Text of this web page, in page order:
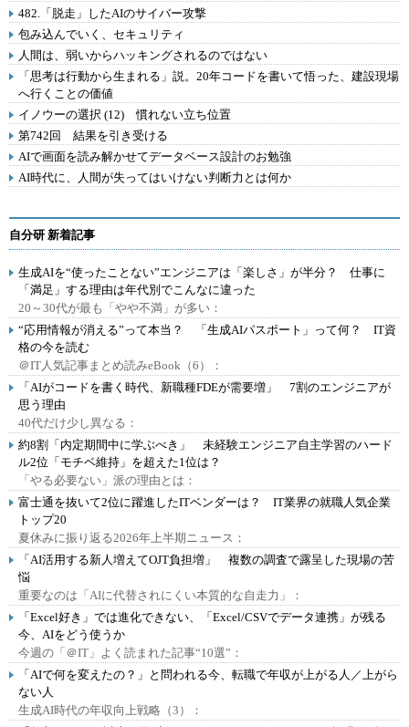
482.「脱走」したAIのサイバー攻撃
包み込んでいく、セキュリティ
人間は、弱いからハッキングされるのではない
「思考は行動から生まれる」説。20年コードを書いて悟った、建設現場
へ行くことの価値
イノウーの選択 (12) 慣れない立ち位置
第742回 結果を引き受ける
AIで画面を読み解かせてデータベース設計のお勉強
AI時代に、人間が失ってはいけない判断力とは何か
自分研 新着記事
生成AIを“使ったことない”エンジニアは「楽しさ」が半分？ 仕事に
「満足」する理由は年代別でこんなに違った
20～30代が最も「やや不満」が多い：
“応用情報が消える”って本当？ 「生成AIパスポート」って何？ IT資
格の今を読む
＠IT人気記事まとめ読みeBook（6）：
「AIがコードを書く時代、新職種FDEが需要増」 7割のエンジニアが
思う理由
40代だけ少し異なる：
約8割「内定期間中に学ぶべき」 未経験エンジニア自主学習のハード
ル2位「モチベ維持」を超えた1位は？
「やる必要ない」派の理由とは：
富士通を抜いて2位に躍進したITベンダーは？ IT業界の就職人気企業
トップ20
夏休みに振り返る2026年上半期ニュース：
「AI活用する新人増えてOJT負担増」 複数の調査で露呈した現場の苦
悩
重要なのは「AIに代替されにくい本質的な自走力」：
「Excel好き」では進化できない、「Excel/CSVでデータ連携」が残る
今、AIをどう使うか
今週の「＠IT」よく読まれた記事“10選”：
「AIで何を変えたの？」と問われる今、転職で年収が上がる人／上がら
ない人
生成AI時代の年収向上戦略（3）：